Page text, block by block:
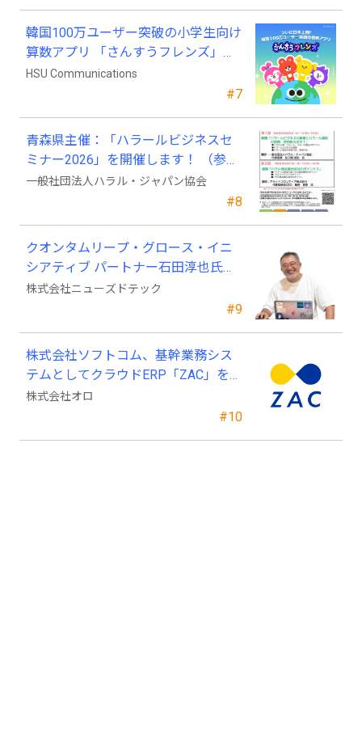
#7
韓国100万ユーザー突破の小学生向け
算数アプリ 「さんすうフレンズ」、
ついに日本上陸!
HSU Communications
#8
青森県主催：「ハラールビジネスセ
ミナー2026」を開催します！ （参加
費無料）
一般社団法人ハラル・ジャパン協会
#9
クオンタムリープ・グロース・イニ
シアティブ パートナー石田淳也氏が
ニューズドテックの戦略顧問に就任
株式会社ニューズドテック
#10
株式会社ソフトコム、基幹業務シス
テムとしてクラウドERP「ZAC」を採
用
株式会社オロ